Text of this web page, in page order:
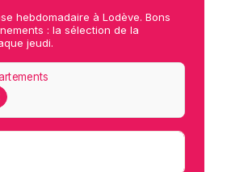
hebdomadaire à Lodève. Bons
: la sélection de la
jeudi.